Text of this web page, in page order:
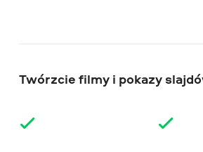
Twórzcie filmy i pokazy